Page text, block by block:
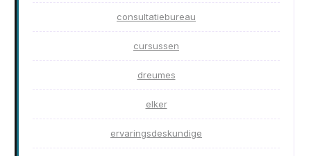
consultatiebureau
cursussen
dreumes
elker
ervaringsdeskundige